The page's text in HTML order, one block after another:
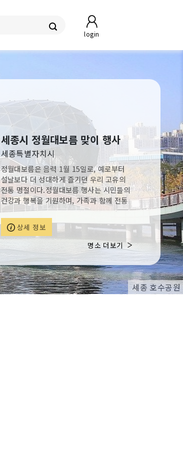
login
세종 호수공원
세종시 정월대보름 맞이 행사
세종특별자치시
정월대보름은 음력 1월 15일로, 예로부터
설날보다 더 성대하게 즐기던 우리 고유의
전통 명절이다.정월대보름 행사는 시민들의
건강과 행복을 기원하며, 가족과 함께 전통
문화를 체험할 수 있는 다채로운 프로그램
으로 준비되어 있다.가족이 함께 즐길 수 있
는 전통놀이와 공연 관람을 통해 잊지 못할
추억을 만들고 또한, 세종문화원 홈페이지
를 통해 사전 접수를 받는 ‘정월대보름맞이
전국 연날리기 대회’도 진행된다.직접 참여
하며 전통문화를 만끽할 수 있는 특별한 기
회를 제공하여 가족이 함께 우리의 전통을
느껴보는 행사이다.
상세 정보
명소 더보기